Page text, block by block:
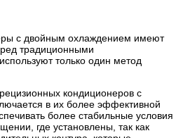
с двойным охлаждением имеют
традиционными
только один метод
кондиционеров с
в их более эффективной
более стабильные условия
где установлены, так как